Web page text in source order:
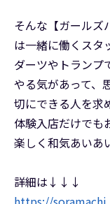
そんな【ガールズ
は一緒に働くスタ
ダーツやトラン
やる気があって、
切にできる人を求
体験入店だけで
楽しく和気あいあ
詳細は↓↓↓